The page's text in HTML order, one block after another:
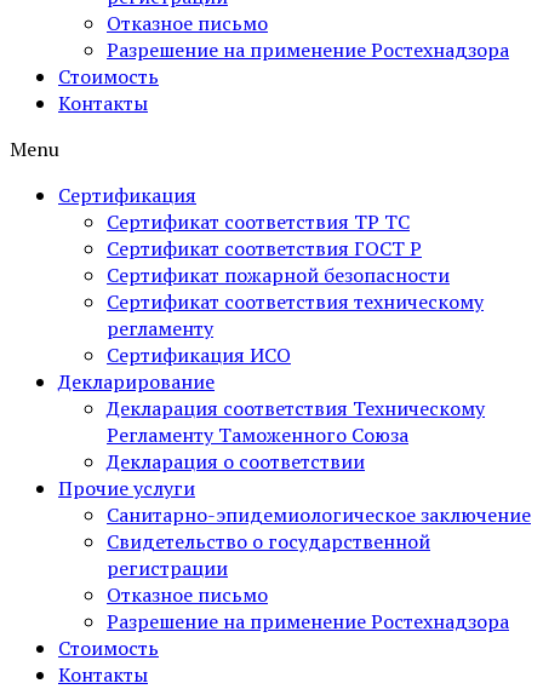
Отказное письмо
Разрешение на применение Ростехнадзора
Стоимость
Контакты
Menu
Сертификация
Сертификат соответствия ТР ТС
Сертификат соответствия ГОСТ Р
Сертификат пожарной безопасности
Сертификат соответствия техническому
регламенту
Сертификация ИСО
Декларирование
Декларация соответствия Техническому
Регламенту Таможенного Союза
Декларация о соответствии
Прочие услуги
Санитарно-эпидемиологическое заключение
Свидетельство о государственной
регистрации
Отказное письмо
Разрешение на применение Ростехнадзора
Стоимость
Контакты